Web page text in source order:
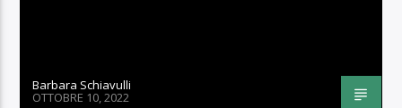
Barbara Schiavulli
OTTOBRE 10, 2022